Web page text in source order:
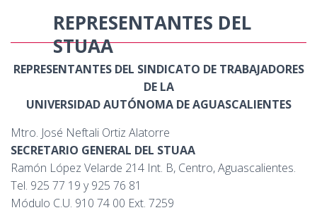
REPRESENTANTES DEL
STUAA
REPRESENTANTES DEL SINDICATO DE TRABAJADORES
DE LA
UNIVERSIDAD AUTÓNOMA DE AGUASCALIENTES
Mtro. José Neftali Ortiz Alatorre
SECRETARIO GENERAL DEL STUAA
Ramón López Velarde 214 Int. B, Centro, Aguascalientes.
Tel. 925 77 19 y 925 76 81
Módulo C.U. 910 74 00 Ext. 7259